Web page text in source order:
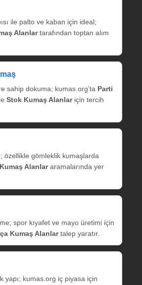
ile palto ve kaban için ideal;
Alanlartarafından toptan alım
sahip dokuma; kumas.org’ta Parti
Stok Kumaş Alanlariçin tercih
özellikle gömleklik kumaşlarda
Alanlararamalarında yer
spor kıyafet ve mayo üretimi için
Kumaş Alanlartalep yaratır.
yapı; kumas.org iç piyasa için